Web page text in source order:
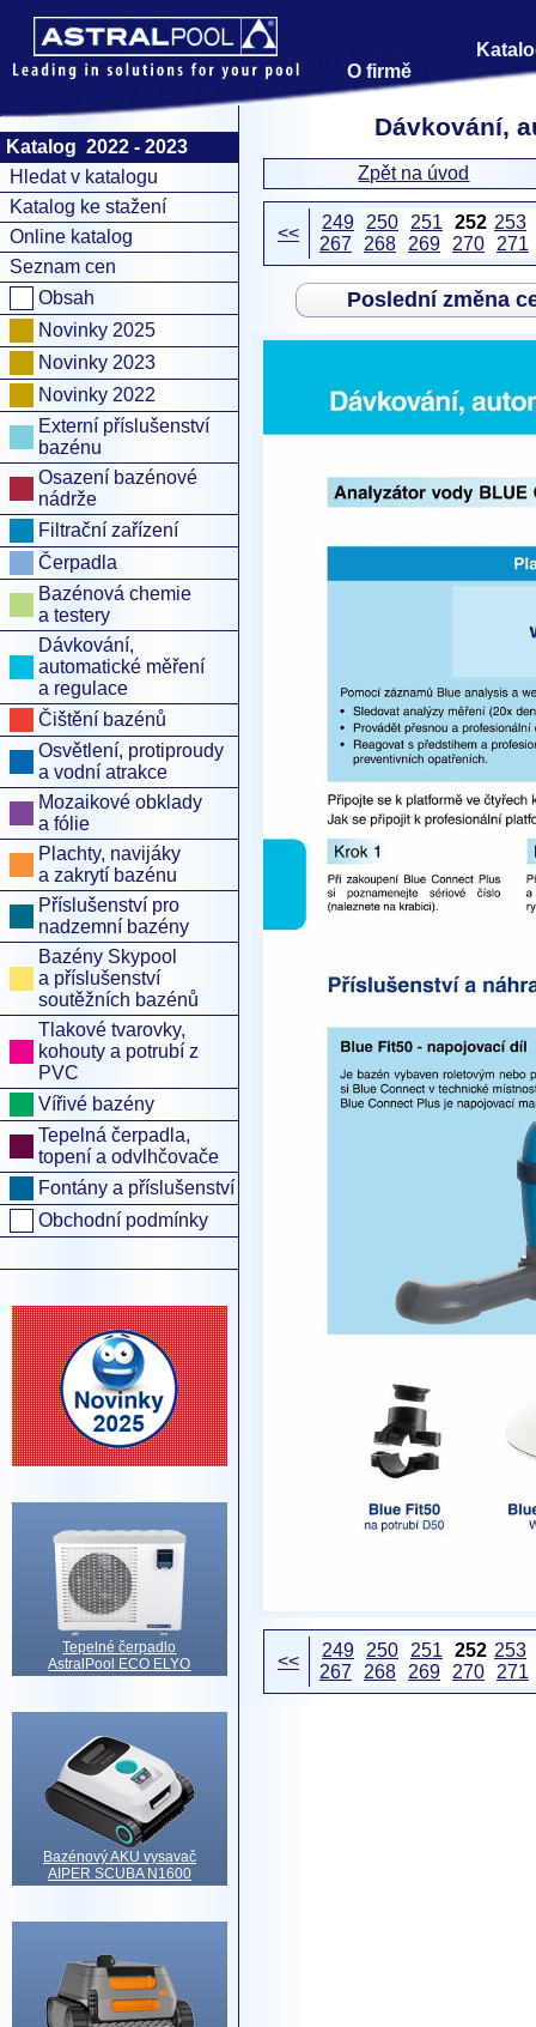
O firmě
Katalog 2022 - 2023
Hledat v katalogu
Katalog ke stažení
Online katalog
Seznam cen
Obsah
Novinky 2025
Novinky 2023
Novinky 2022
Externí příslušenství
bazénu
Osazení bazénové
nádrže
Filtrační zařízení
Čerpadla
Bazénová chemie
a testery
Dávkování,
automatické měření
a regulace
Čištění bazénů
Osvětlení, protiproudy
a vodní atrakce
Mozaikové obklady
a fólie
Plachty, navijáky
a zakrytí bazénu
Příslušenství pro
nadzemní bazény
Bazény Skypool
a příslušenství
soutěžních bazénů
Tlakové tvarovky,
kohouty a potrubí z
PVC
Vířivé bazény
Tepelná čerpadla,
topení a odvlhčovače
Fontány a příslušenství
Obchodní podmínky
Tepelné čerpadlo
AstralPool ECO ELYO
Bazénový AKU vysavač
AIPER SCUBA N1600
Dávkování,
Zpět na úvod
<<
249 250 251 252 253
267
268 269 270 271
Poslední změna
<<
249 250 251 252 253
267
268 269 270 271